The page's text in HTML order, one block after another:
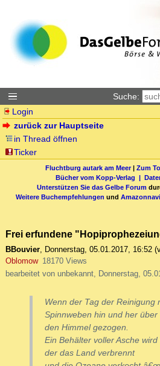
Suche:
Login
zurück zur Hauptseite
in Thread öffnen
Ticker
Fluchtburg autark am Meer| Zum
Bücher vom Kopp-Verlag |
Unterstützen Sie das Gelbe Forum
Weitere Buchempfehlungen und
Frei erfundene
BBouvier, Donnerstag, 05.01.2017, 16:52
Oblomow 18170 Views
bearbeitet von unbekannt, Donnerstag,
Wenn der Tag der Reinigung
Spinnweben hin und her über
den Himmel gezogen.
Ein Behälter voller Asche
der das Land verbrennt